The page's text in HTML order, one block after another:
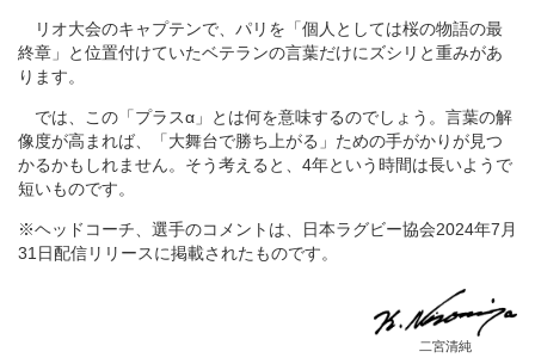
リオ大会のキャプテンで、パリを「個人としては桜の物語の最
終章」と位置付けていたベテランの言葉だけにズシリと重みがあ
ります。
では、この「プラスα」とは何を意味するのでしょう。言葉の解
像度が高まれば、「大舞台で勝ち上がる」ための手がかりが見つ
かるかもしれません。そう考えると、4年という時間は長いようで
短いものです。
※ヘッドコーチ、選手のコメントは、日本ラグビー協会2024年7月
31日配信リリースに掲載されたものです。
二宮清純